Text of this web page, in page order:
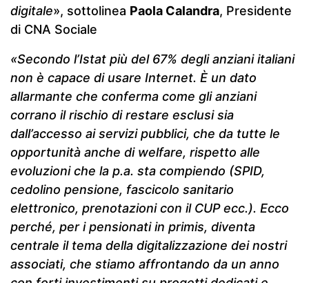
digitale», sottolinea Paola Calandra, Presidente
di CNA Sociale
«Secondo l’Istat più del 67% degli anziani italiani
non è capace di usare Internet. È un dato
allarmante che conferma come gli anziani
corrano il rischio di restare esclusi sia
dall’accesso ai servizi pubblici, che da tutte le
opportunità anche di welfare, rispetto alle
evoluzioni che la p.a. sta compiendo (SPID,
cedolino pensione, fascicolo sanitario
elettronico, prenotazioni con il CUP ecc.). Ecco
perché, per i pensionati in primis, diventa
centrale il tema della digitalizzazione dei nostri
associati, che stiamo affrontando da un anno